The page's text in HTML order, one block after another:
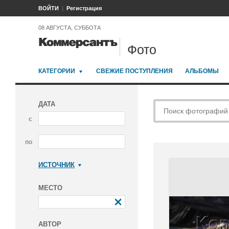
ВОЙТИ Регистрация
08 АВГУСТА, СУББОТА
Фото
КАТЕГОРИИ СВЕЖИЕ ПОСТУПЛЕНИЯ АЛЬБОМЫ
ДАТА
с
по
ИСТОЧНИК
МЕСТО
АВТОР